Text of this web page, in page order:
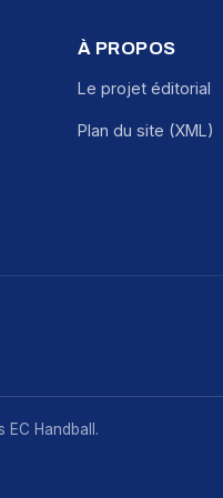
À PROPOS
Le projet éditorial
Plan du site (XML)
Handball.